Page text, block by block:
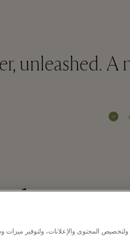
unleashed. A
المحتوى والإعلانات، ولتوفير ميزات